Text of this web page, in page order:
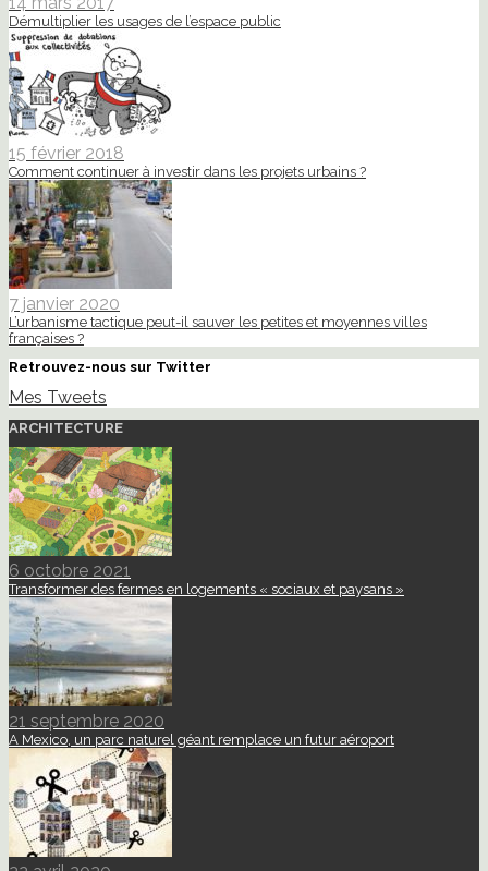
Démultiplier les usages de l’espace public
15 février 2018
Comment continuer à investir dans les projets urbains ?
7 janvier 2020
L’urbanisme tactique peut-il sauver les petites et moyennes villes
françaises ?
Retrouvez-nous sur Twitter
Mes Tweets
ARCHITECTURE
6 octobre 2021
Transformer des fermes en logements « sociaux et paysans »
21 septembre 2020
A Mexico, un parc naturel géant remplace un futur aéroport